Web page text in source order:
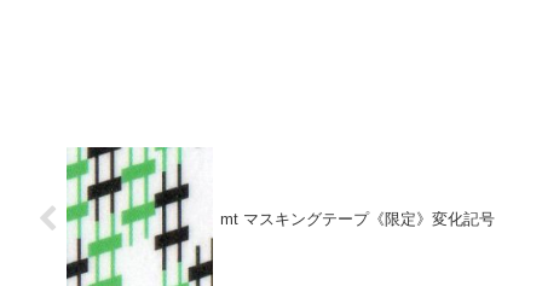
mt マスキングテープ《限定》変化記号